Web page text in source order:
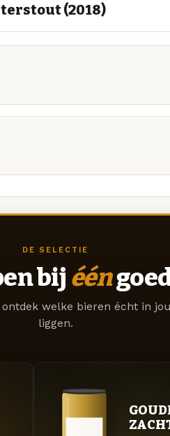
(2018)
DE SELECTIE
bij één
ontdek welke bieren écht in
liggen.